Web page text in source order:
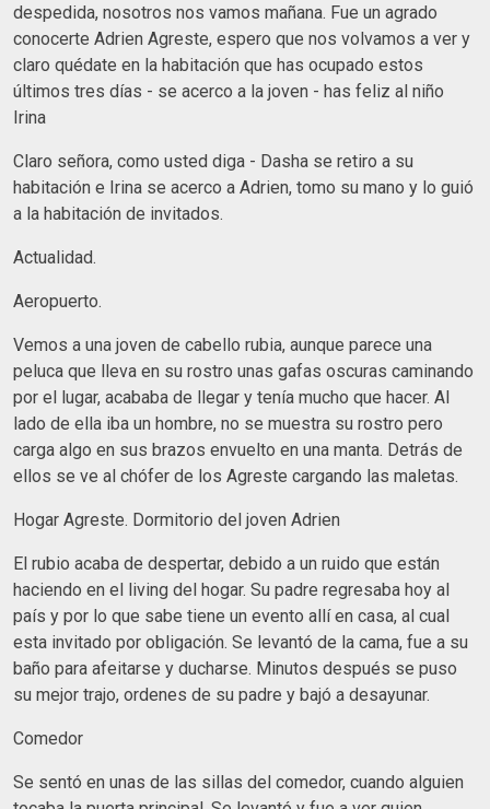
despedida, nosotros nos vamos mañana. Fue un agrado
conocerte Adrien Agreste, espero que nos volvamos a ver y
claro quédate en la habitación que has ocupado estos
últimos tres días - se acerco a la joven - has feliz al niño
Irina
Claro señora, como usted diga - Dasha se retiro a su
habitación e Irina se acerco a Adrien, tomo su mano y lo guió
a la habitación de invitados.
Actualidad.
Aeropuerto.
Vemos a una joven de cabello rubia, aunque parece una
peluca que lleva en su rostro unas gafas oscuras caminando
por el lugar, acababa de llegar y tenía mucho que hacer. Al
lado de ella iba un hombre, no se muestra su rostro pero
carga algo en sus brazos envuelto en una manta. Detrás de
ellos se ve al chófer de los Agreste cargando las maletas.
Hogar Agreste. Dormitorio del joven Adrien
El rubio acaba de despertar, debido a un ruido que están
haciendo en el living del hogar. Su padre regresaba hoy al
país y por lo que sabe tiene un evento allí en casa, al cual
esta invitado por obligación. Se levantó de la cama, fue a su
baño para afeitarse y ducharse. Minutos después se puso
su mejor trajo, ordenes de su padre y bajó a desayunar.
Comedor
Se sentó en unas de las sillas del comedor, cuando alguien